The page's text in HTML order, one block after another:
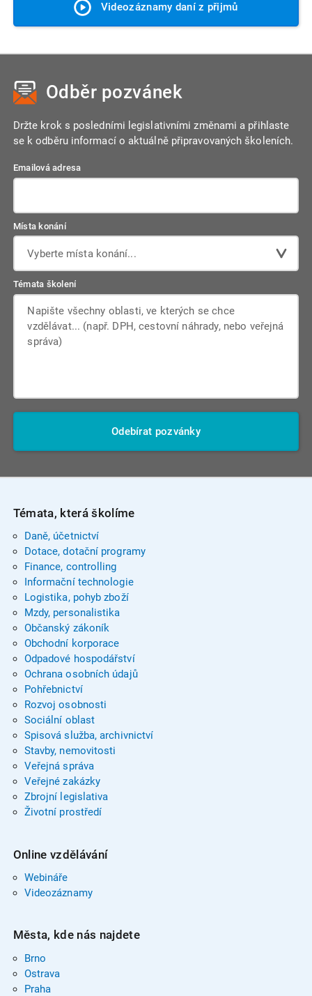
Videozáznamy daní z přijmů
Odběr pozvánek
Držte krok s posledními legislativními změnami a přihlaste
se k odběru informací o aktuálně připravovaných školeních.
Emailová adresa
Místa konání
Vyberte místa konání...
Témata školení
Odebírat pozvánky
Témata, která školíme
Daně, účetnictví
Dotace, dotační programy
Finance, controlling
Informační technologie
Logistika, pohyb zboží
Mzdy, personalistika
Občanský zákoník
Obchodní korporace
Odpadové hospodářství
Ochrana osobních údajů
Pohřebnictví
Rozvoj osobnosti
Sociální oblast
Spisová služba, archivnictví
Stavby, nemovitosti
Veřejná správa
Veřejné zakázky
Zbrojní legislativa
Životní prostředí
Online vzdělávání
Webináře
Videozáznamy
Města, kde nás najdete
Brno
Ostrava
Praha